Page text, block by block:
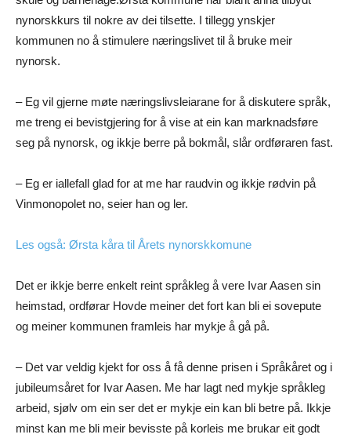
nynorskkurs til nokre av dei tilsette. I tillegg ynskjer
kommunen no å stimulere næringslivet til å bruke meir
nynorsk.
– Eg vil gjerne møte næringslivsleiarane for å diskutere språk,
me treng ei bevistgjering for å vise at ein kan marknadsføre
seg på nynorsk, og ikkje berre på bokmål, slår ordføraren fast.
– Eg er iallefall glad for at me har raudvin og ikkje rødvin på
Vinmonopolet no, seier han og ler.
Les også: Ørsta kåra til Årets nynorskkomune
Det er ikkje berre enkelt reint språkleg å vere Ivar Aasen sin
heimstad, ordførar Hovde meiner det fort kan bli ei sovepute
og meiner kommunen framleis har mykje å gå på.
– Det var veldig kjekt for oss å få denne prisen i Språkåret og i
jubileumsåret for Ivar Aasen. Me har lagt ned mykje språkleg
arbeid, sjølv om ein ser det er mykje ein kan bli betre på. Ikkje
minst kan me bli meir bevisste på korleis me brukar eit godt